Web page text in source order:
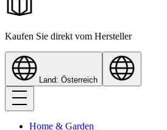
Kaufen Sie direkt vom Hersteller
Land: Österreich
Home & Garden